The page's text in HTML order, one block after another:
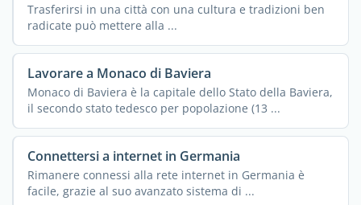
Trasferirsi in una città con una cultura e tradizioni ben
radicate può mettere alla ...
Lavorare a Monaco di Baviera
Monaco di Baviera è la capitale dello Stato della Baviera,
il secondo stato tedesco per popolazione (13 ...
Connettersi a internet in Germania
Rimanere connessi alla rete internet in Germania è
facile, grazie al suo avanzato sistema di ...